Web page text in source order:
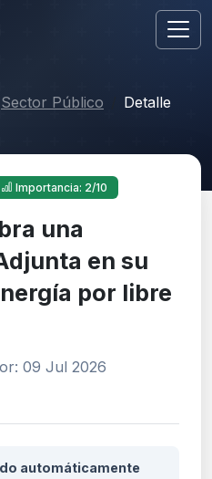
Sector Público Detalle
Importancia: 2/10
una
en su
por libre
09 Jul 2026
automáticamente